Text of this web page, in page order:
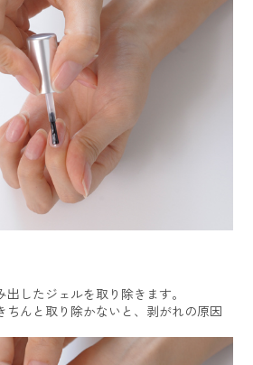
したジェルを取り除きます。
んと取り除かないと、剥がれの原因